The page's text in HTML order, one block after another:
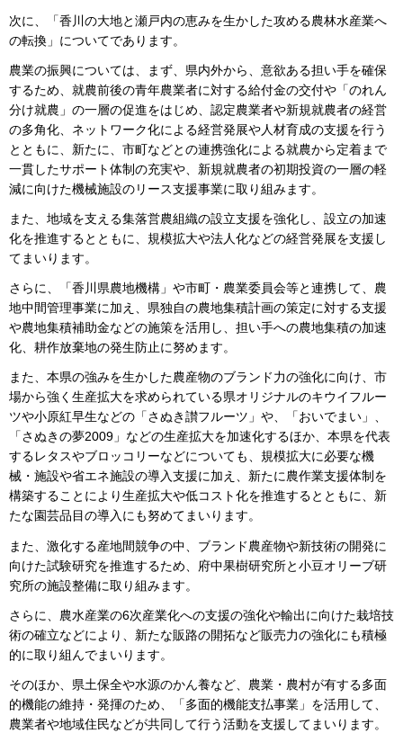
次に、「香川の大地と瀬戸内の恵みを生かした攻める農林水産業へ
の転換」についてであります。
農業の振興については、まず、県内外から、意欲ある担い手を確保
するため、就農前後の青年農業者に対する給付金の交付や「のれん
分け就農」の一層の促進をはじめ、認定農業者や新規就農者の経営
の多角化、ネットワーク化による経営発展や人材育成の支援を行う
とともに、新たに、市町などとの連携強化による就農から定着まで
一貫したサポート体制の充実や、新規就農者の初期投資の一層の軽
減に向けた機械施設のリース支援事業に取り組みます。
また、地域を支える集落営農組織の設立支援を強化し、設立の加速
化を推進するとともに、規模拡大や法人化などの経営発展を支援し
てまいります。
さらに、「香川県農地機構」や市町・農業委員会等と連携して、農
地中間管理事業に加え、県独自の農地集積計画の策定に対する支援
や農地集積補助金などの施策を活用し、担い手への農地集積の加速
化、耕作放棄地の発生防止に努めます。
また、本県の強みを生かした農産物のブランド力の強化に向け、市
場から強く生産拡大を求められている県オリジナルのキウイフルー
ツや小原紅早生などの「さぬき讃フルーツ」や、「おいでまい」、
「さぬきの夢2009」などの生産拡大を加速化するほか、本県を代表
するレタスやブロッコリーなどについても、規模拡大に必要な機
械・施設や省エネ施設の導入支援に加え、新たに農作業支援体制を
構築することにより生産拡大や低コスト化を推進するとともに、新
たな園芸品目の導入にも努めてまいります。
また、激化する産地間競争の中、ブランド農産物や新技術の開発に
向けた試験研究を推進するため、府中果樹研究所と小豆オリーブ研
究所の施設整備に取り組みます。
さらに、農水産業の6次産業化への支援の強化や輸出に向けた栽培技
術の確立などにより、新たな販路の開拓など販売力の強化にも積極
的に取り組んでまいります。
そのほか、県土保全や水源のかん養など、農業・農村が有する多面
的機能の維持・発揮のため、「多面的機能支払事業」を活用して、
農業者や地域住民などが共同して行う活動を支援してまいります。